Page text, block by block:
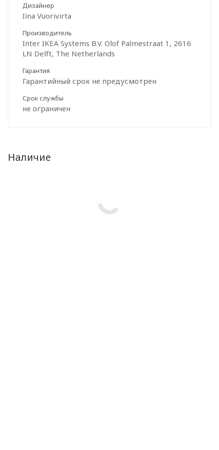
Дизайнер
Iina Vuorivirta
Производитель
Inter IKEA Systems B.V. Olof Palmestraat 1, 2616
LN Delft, The Netherlands
Гарантия
Гарантийный срок не предусмотрен
Срок службы
не ограничен
Наличие